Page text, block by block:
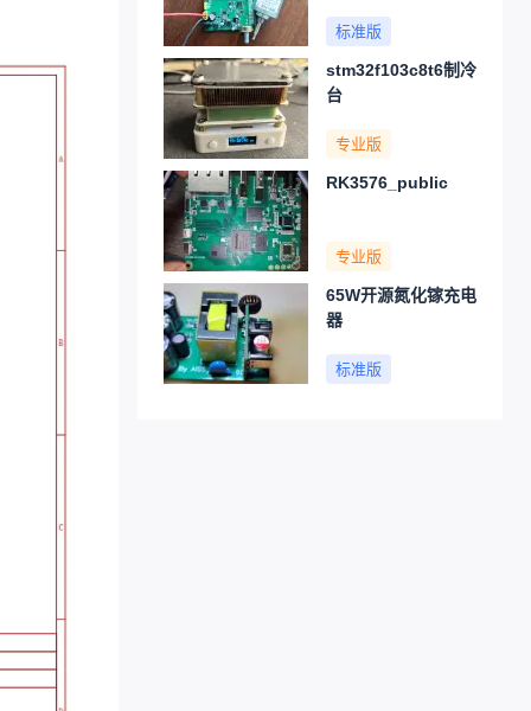
标准版
stm32f103c8t6制冷
台
专业版
RK3576_public
专业版
65W开源氮化镓充电
器
标准版